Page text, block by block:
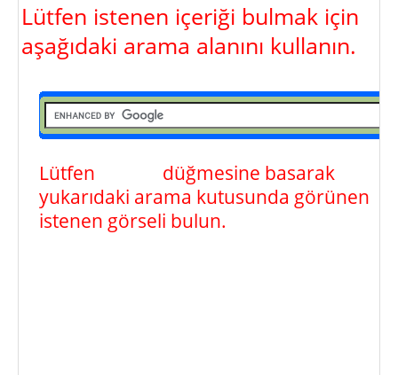
Lütfen istenen içeriği bulmak için
aşağıdaki arama alanını kullanın.
Lütfen
düğmesine basarak
yukarıdaki arama kutusunda görünen
istenen görseli bulun.